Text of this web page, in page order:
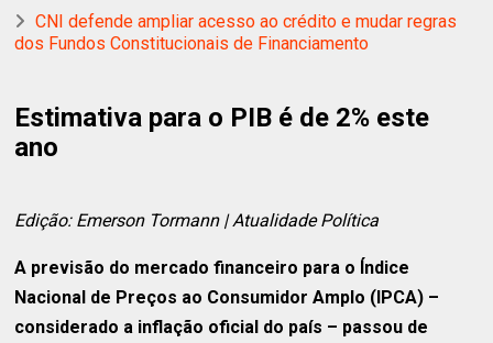
CNI defende ampliar acesso ao crédito e mudar regras
dos Fundos Constitucionais de Financiamento
Estimativa para o PIB é de 2% este
ano
Edição: Emerson Tormann | Atualidade Política
A previsão do mercado financeiro para o Índice
Nacional de Preços ao Consumidor Amplo (IPCA) –
considerado a inflação oficial do país – passou de